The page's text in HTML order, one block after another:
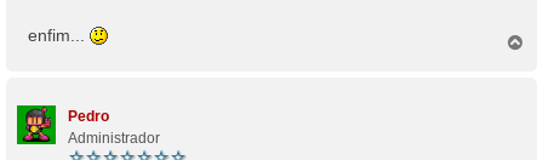
enfim...
Pedro
Administrador